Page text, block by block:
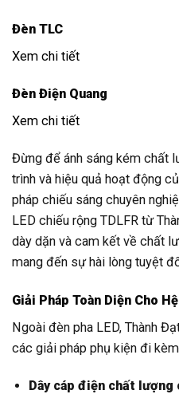
Đèn TLC
Xem chi tiết
Đèn Điện Quang
Xem chi tiết
Đừng để ánh sáng kém chất
trình và hiệu quả hoạt động
pháp chiếu sáng chuyên
LED chiếu rộng TDLFR từ
dày dặn và cam kết về chất
mang đến sự hài lòng tuyệt
Giải Pháp Toàn Diện Cho
Ngoài đèn pha LED, Thành
các giải pháp phụ kiện đi
Dây cáp điện chất lượng